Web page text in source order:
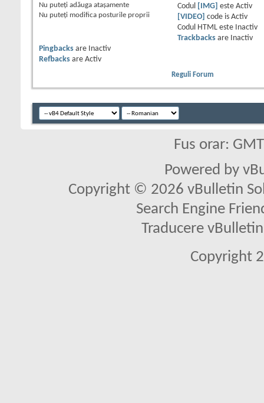
Nu puteţi adăuga ataşamente
Nu puteţi modifica posturile proprii
Codul
[IMG] este Activ
[VIDEO] code is Activ
Codul HTML este
Inactiv
Trackbacksare
Inactiv
Pingbacks are
Inactiv
Refbacks are Activ
Reguli Forum
Fus orar:
Powered by
Copyright © 2026 vBulletin
Search Engine
Traducere
Copyright